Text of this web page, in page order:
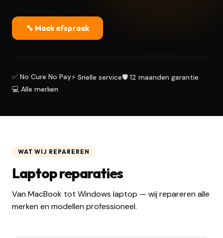
🔧 Maak afspraak
✅ No Cure No Pay⚡ Snelle service🛡️ 12 maanden garantie
💻 Alle merken
WAT WIJ REPAREREN
Laptop reparaties
Van MacBook tot Windows laptop — wij repareren alle
merken en modellen professioneel.